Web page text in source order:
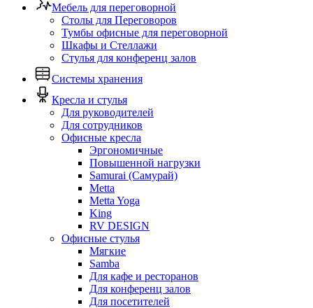
Мебель для переговорной
Столы для Переговоров
Тумбы офисные для переговорной
Шкафы и Стеллажи
Стулья для конференц залов
Системы хранения
Кресла и стулья
Для руководителей
Для сотрудников
Офисные кресла
Эргономичные
Повышенной нагрузки
Samurai (Самурай)
Metta
Metta Yoga
King
RV DESIGN
Офисные стулья
Мягкие
Samba
Для кафе и ресторанов
Для конференц залов
Для посетителей